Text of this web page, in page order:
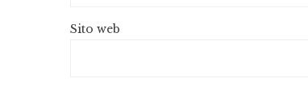
Sito web